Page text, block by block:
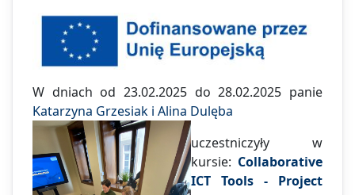
W dniach od 23.02.2025 do 28.02.2025 panie
Katarzyna Grzesiak i Alina Dulęba
uczestniczyły w
kursie: Collaborative
ICT Tools - Project